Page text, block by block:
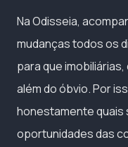
Na Odisseia,
mudanças todos os
para que
além do óbvio. Por
honestamente quais
oportunidades das